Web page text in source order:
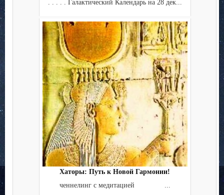
. . . . . Галактический Календарь на 28 дек...
Хаторы: Путь к Новой Гармонии!
ченнелинг с медитацией ...